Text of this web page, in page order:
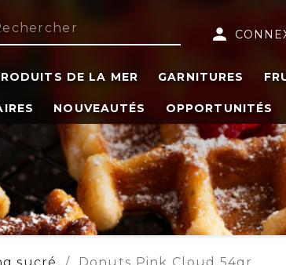
person
DE LA MER GARNITURES
NOUVEAUTÉS OPPORTUNITÉS